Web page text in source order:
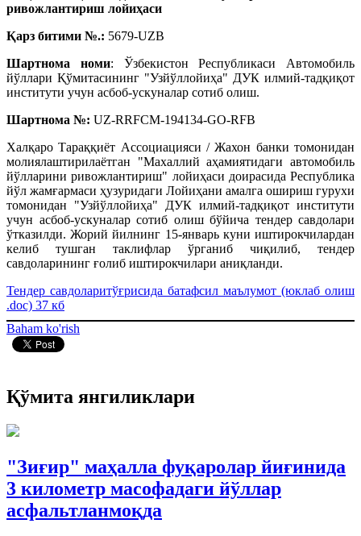
ривожлантириш лойиҳаси
Қарз битими №.: 5679-UZB
Шартнома номи: Ўзбекистон Республикаси Автомобиль
йўллари Қўмитасининг "Узйўллойиҳа" ДУК илмий-тадқиқот
институти учун асбоб-ускуналар сотиб олиш.
Шартнома №: UZ-RRFCM-194134-GO-RFB
Халқаро Тараққиёт Ассоциацияси / Жахон банки томонидан
молиялаштирилаётган "Махаллий аҳамиятидаги автомобиль
йўлларини ривожлантириш" лойиҳаси доирасида Республика
йўл жамғармаси ҳузуридаги Лойиҳани амалга ошириш гурухи
томонидан "Узйўллойиҳа" ДУК илмий-тадқиқот институти
учун асбоб-ускуналар сотиб олиш бўйича тендер савдолари
ўтказилди. Жорий йилнинг 15-январь куни иштирокчилардан
келиб тушган таклифлар ўрганиб чиқилиб, тендер
савдоларининг ғолиб иштирокчилари аниқланди.
Тендер савдоларитўғрисида батафсил маълумот (юклаб олиш
.doc) 37 кб
Baham ko'rish
Қўмита янгиликлари
"Зиғир" маҳалла фуқаролар йиғинида
3 километр масофадаги йўллар
асфальтланмоқда